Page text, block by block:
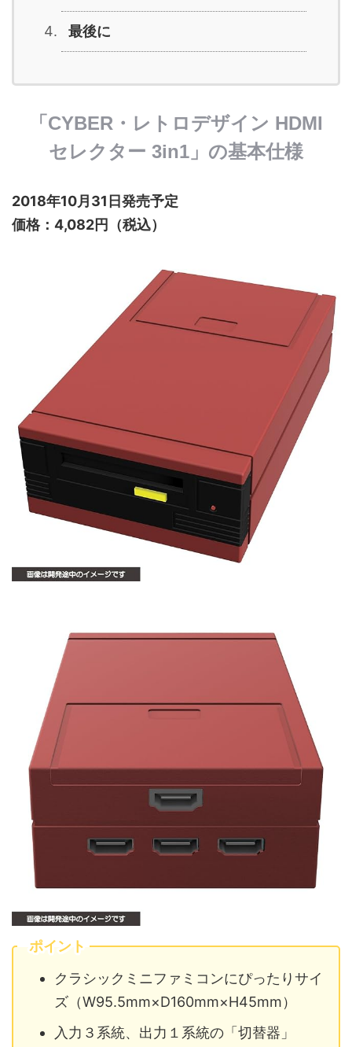
最後に
「CYBER・レトロデザイン HDMI
セレクター 3in1」の基本仕様
2018年10月31日発売予定
価格：4,082円（税込）
ポイント
クラシックミニファミコンにぴったりサイ
ズ（W95.5mm×D160mm×H45mm）
入力３系統、出力１系統の「切替器」